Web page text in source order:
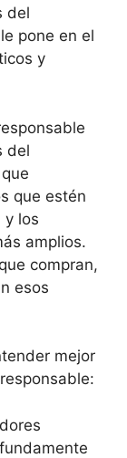
del
pone en el
y
del
que estén
y los
amplios.
compran,
esos
mejor